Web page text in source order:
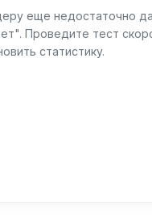
еще недостаточно
Проведите тест
статистику.